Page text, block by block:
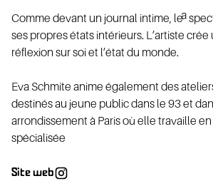
Comme devant un journal intime, le·a
ses propres états intérieurs. L’artiste crée
réflexion sur soi et l’état du monde.
Eva Schmite anime également des
destinés au jeune public dans le 93 et
arrondissement à Paris où elle travaille
spécialisée
Site web